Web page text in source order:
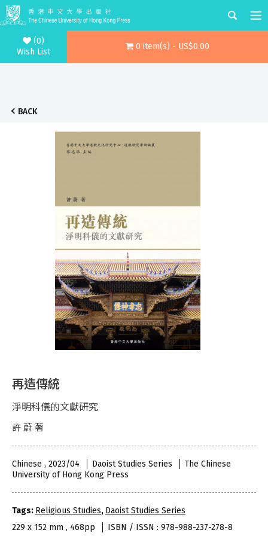
(0)
Wish List
0 item(s) - US$0.00
BACK
再造傳統
淨明科儀的文獻研究
許 蔚 著
Chinese , 2023/04 Daoist Studies Series
The Chinese
University of Hong Kong Press
Tags: Religious Studies, Daoist Studies Series
229 x 152 mm , 468pp
ISBN / ISSN : 978-988-237-278-8